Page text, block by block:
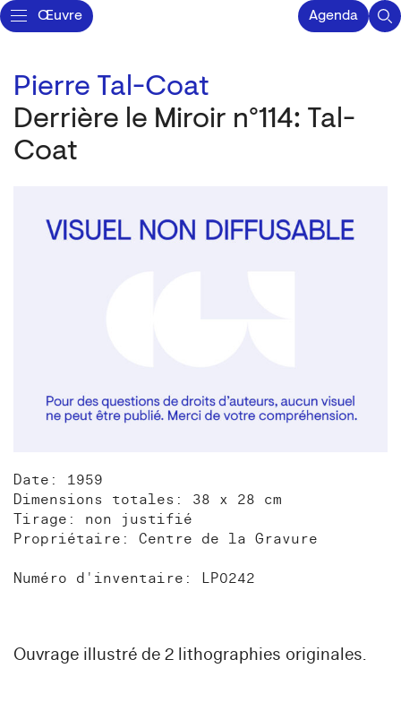
Œuvre Agenda
Pierre Tal-Coat
Derrière le Miroir n°114: Tal-
Coat
Date: 1959
Dimensions totales: 38 x 28 cm
Tirage: non justifié
Propriétaire: Centre de la Gravure
Numéro d'inventaire: LP0242
Ouvrage illustré de 2 lithographies originales.